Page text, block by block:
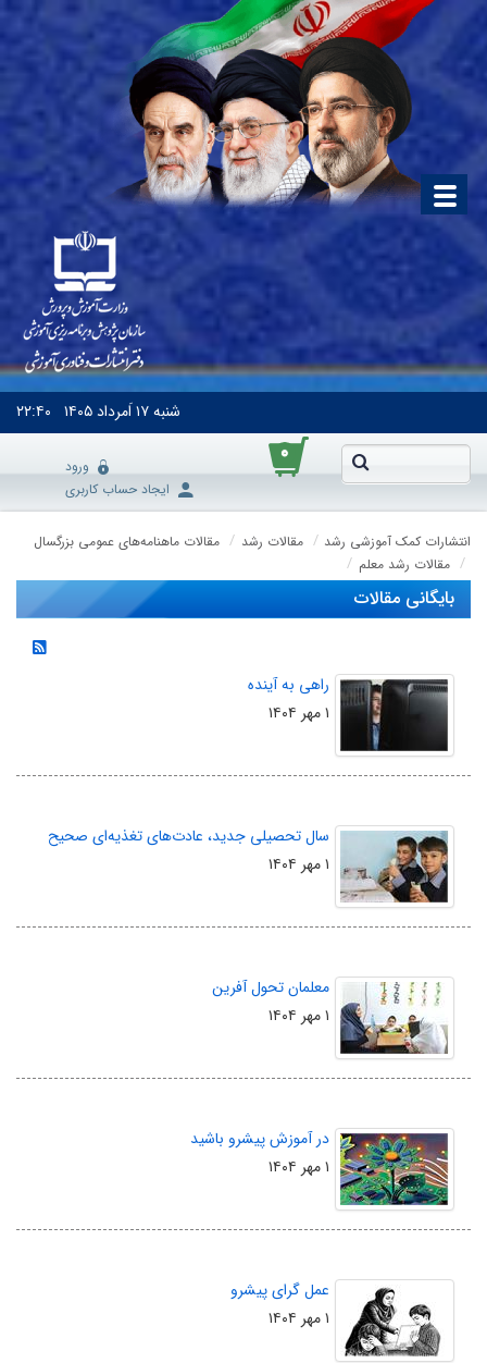
شنبه۱۷ اَمرداد ۱۴۰۵ ۲۲:۴۰
۰
ورود
ایجاد حساب کاربری
انتشارات کمک آموزشی رشد مقالات رشد
مقالات ماهنامه‌های عمومی بزرگسال
مقالات رشد معلم
بایگانی مقالات
راهی به آینده
۱ مهر ۱۴۰۴
سال تحصیلی جدید، عادت‌های تغذیه‌ای صحیح
۱ مهر ۱۴۰۴
معلمان تحول‌ آفرین
۱ مهر ۱۴۰۴
در آموزش پیشرو باشید
۱ مهر ۱۴۰۴
عمل گرای پیشرو
۱ مهر ۱۴۰۴